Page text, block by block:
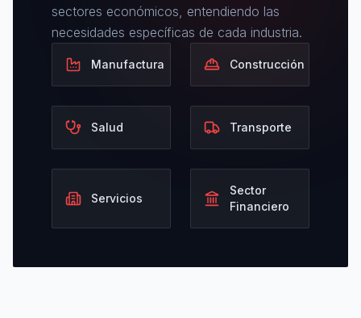
sectores económicos, entendiendo las
necesidades específicas de cada industria.
Manufactura Construcción
Salud Transporte
Servicios
Sector
Financiero